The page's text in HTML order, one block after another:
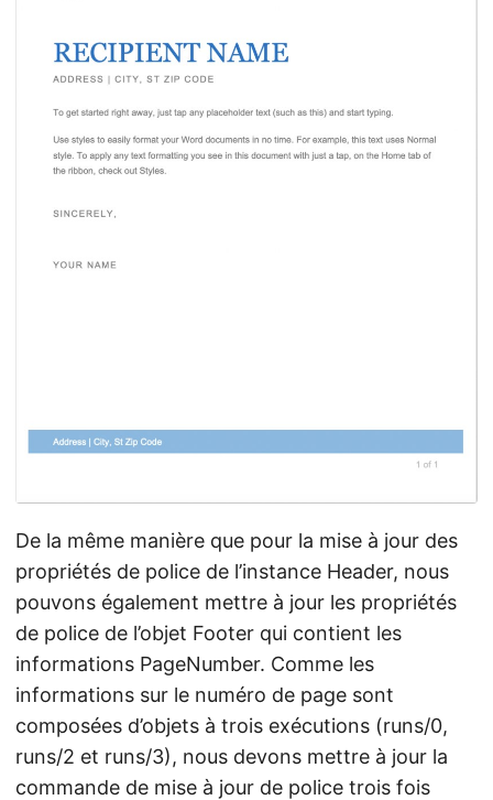
De la même manière que pour la mise à jour des
propriétés de police de l’instance Header, nous
pouvons également mettre à jour les propriétés
de police de l’objet Footer qui contient les
informations PageNumber. Comme les
informations sur le numéro de page sont
composées d’objets à trois exécutions (runs/0,
runs/2 et runs/3), nous devons mettre à jour la
commande de mise à jour de police trois fois